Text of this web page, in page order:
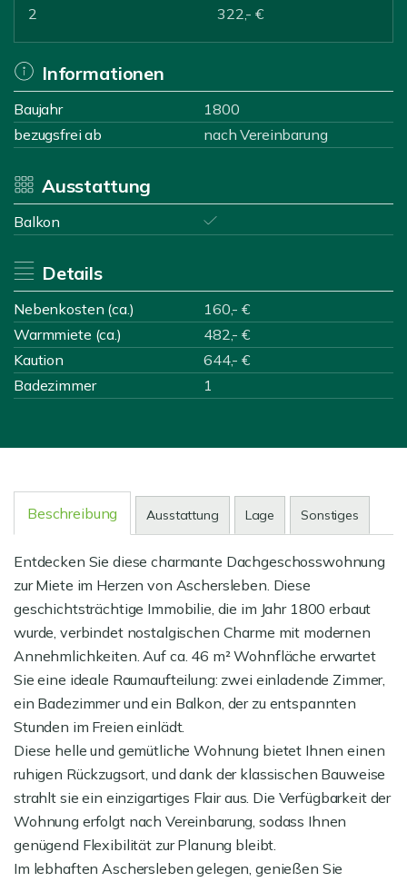
2
322,- €
Informationen
Baujahr
1800
bezugsfrei ab
nach Vereinbarung
Ausstattung
Balkon
Details
Nebenkosten (ca.)
160,- €
Warmmiete (ca.)
482,- €
Kaution
644,- €
Badezimmer
1
Beschreibung Ausstattung Lage Sonstiges
Entdecken Sie diese charmante Dachgeschosswohnung
zur Miete im Herzen von Aschersleben. Diese
geschichtsträchtige Immobilie, die im Jahr 1800 erbaut
wurde, verbindet nostalgischen Charme mit modernen
Annehmlichkeiten. Auf ca. 46 m² Wohnfläche erwartet
Sie eine ideale Raumaufteilung: zwei einladende Zimmer,
ein Badezimmer und ein Balkon, der zu entspannten
Stunden im Freien einlädt.
Diese helle und gemütliche Wohnung bietet Ihnen einen
ruhigen Rückzugsort, und dank der klassischen Bauweise
strahlt sie ein einzigartiges Flair aus. Die Verfügbarkeit der
Wohnung erfolgt nach Vereinbarung, sodass Ihnen
genügend Flexibilität zur Planung bleibt.
Im lebhaften Aschersleben gelegen, genießen Sie